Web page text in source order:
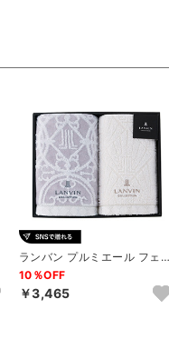
ランバン プルミエール フェイ
スタオル2P（グレー）
10％OFF
￥3,465